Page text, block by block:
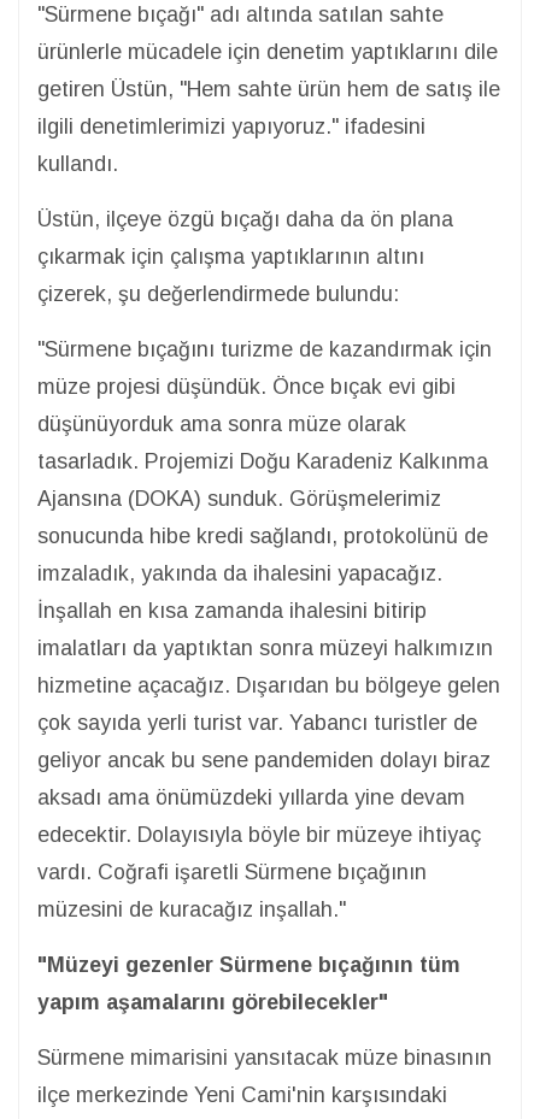
"Sürmene bıçağı" adı altında satılan sahte
ürünlerle mücadele için denetim yaptıklarını dile
getiren Üstün, "Hem sahte ürün hem de satış ile
ilgili denetimlerimizi yapıyoruz." ifadesini
kullandı.
Üstün, ilçeye özgü bıçağı daha da ön plana
çıkarmak için çalışma yaptıklarının altını
çizerek, şu değerlendirmede bulundu:
"Sürmene bıçağını turizme de kazandırmak için
müze projesi düşündük. Önce bıçak evi gibi
düşünüyorduk ama sonra müze olarak
tasarladık. Projemizi Doğu Karadeniz Kalkınma
Ajansına (DOKA) sunduk. Görüşmelerimiz
sonucunda hibe kredi sağlandı, protokolünü de
imzaladık, yakında da ihalesini yapacağız.
İnşallah en kısa zamanda ihalesini bitirip
imalatları da yaptıktan sonra müzeyi halkımızın
hizmetine açacağız. Dışarıdan bu bölgeye gelen
çok sayıda yerli turist var. Yabancı turistler de
geliyor ancak bu sene pandemiden dolayı biraz
aksadı ama önümüzdeki yıllarda yine devam
edecektir. Dolayısıyla böyle bir müzeye ihtiyaç
vardı. Coğrafi işaretli Sürmene bıçağının
müzesini de kuracağız inşallah."
"Müzeyi gezenler Sürmene bıçağının tüm
yapım aşamalarını görebilecekler"
Sürmene mimarisini yansıtacak müze binasının
ilçe merkezinde Yeni Cami'nin karşısındaki